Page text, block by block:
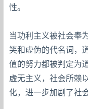
性。
当功利主义被社会奉
笑和虚伪的代名词，
值的努力都被判定为
虚无主义，社会所赖
化，进一步加剧了社